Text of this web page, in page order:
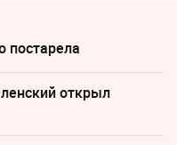
постарела
открыл